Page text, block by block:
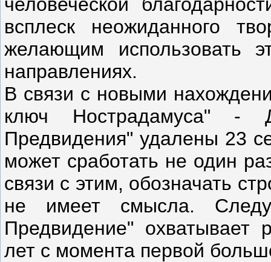
всплеск неожиданного
желающим использовать
направлениях.
В связи с новыми
ключ Нострадамуса"
Предвидения" удалены 23
может сработать не один
связи с этим, обозначать
не имеет смысла.
Предвидение" охватывает
лет с момента первой